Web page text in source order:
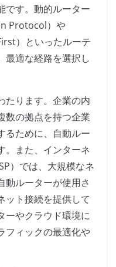
です。動的ルーター
Protocol）や
）といったルーテ
最適な経路を選択し
たります。企業の内
数の拠点を持つ企業
るために、自動ルー
。また、インターネ
）では、大規模なネ
動ルーターが使用さ
ット接続を提供して
ーやクラウド環境に
フィックの最適化や